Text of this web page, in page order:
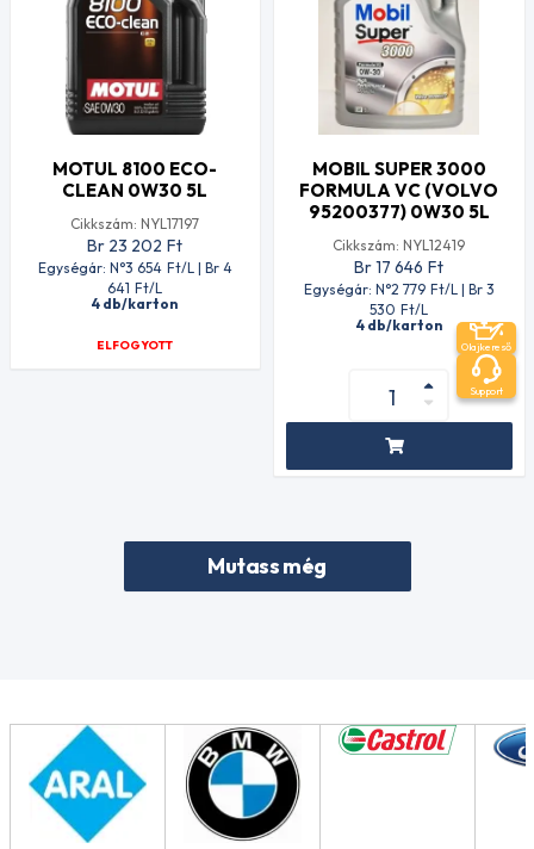
MOTUL 8100 ECO-
CLEAN 0W30 5L
Cikkszám: NYL17197
Br 23 202 Ft
Egységár: N°3 654 Ft/L | Br 4
641 Ft/L
4 db/karton
ELFOGYOTT
MOBIL SUPER 3000
FORMULA VC (VOLVO
95200377) 0W30 5L
Cikkszám: NYL12419
Br 17 646 Ft
Egységár: N°2 779 Ft/L | Br 3
530 Ft/L
4 db/karton
Mutass még
Olajkereső
Support